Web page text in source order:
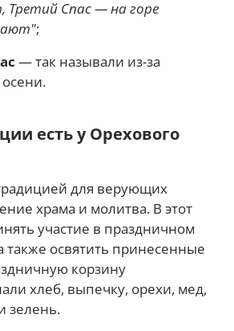
Третий Спас — на горе
;
— так называли из-за
есть у Орехового
для верующих
храма и молитва. В этот
участие в праздничном
также освятить принесенные
корзину
хлеб, выпечку, орехи, мед,
зелень.